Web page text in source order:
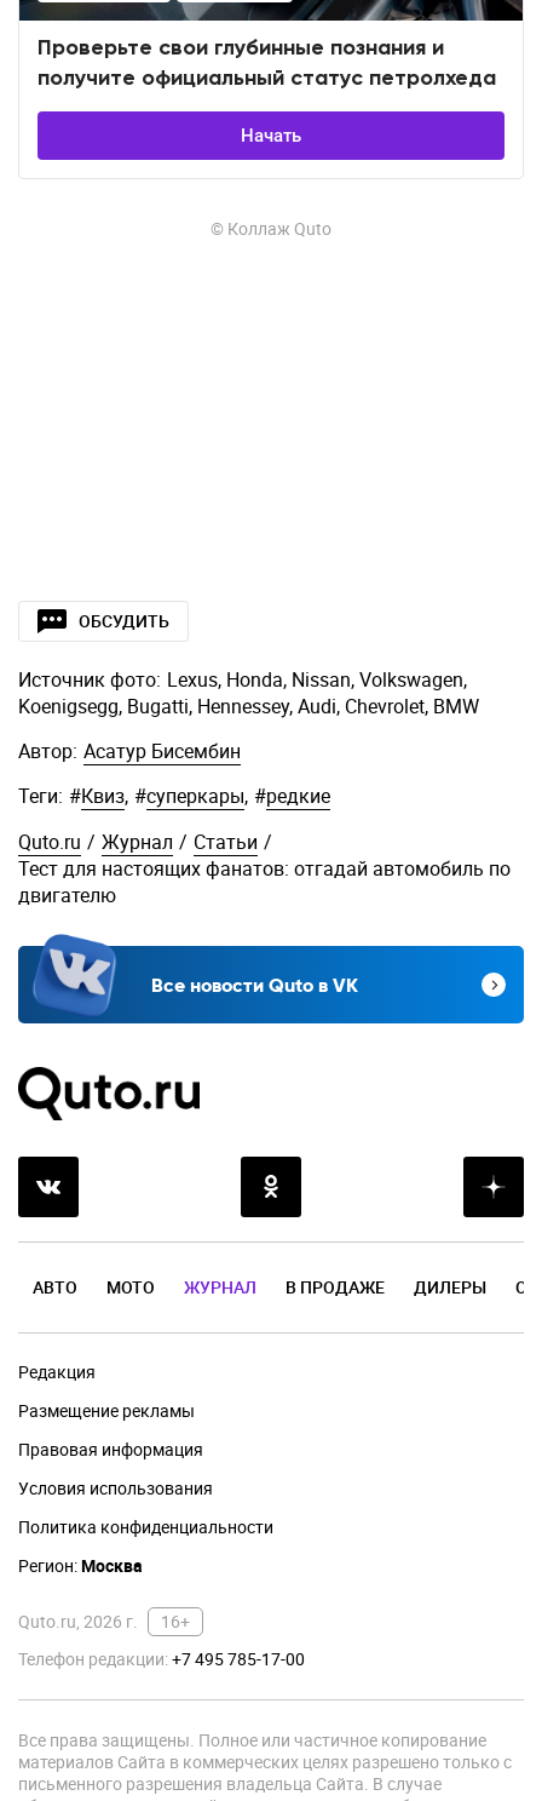
© Коллаж Quto
ОБСУДИТЬ
Источник фото: Lexus, Honda, Nissan, Volkswagen,
Koenigsegg, Bugatti, Hennessey, Audi, Chevrolet, BMW
Автор: Асатур Бисембин
Теги: #Квиз, #суперкары, #редкие
Quto.ru / Журнал / Статьи /
Тест для настоящих фанатов: отгадай автомобиль по
двигателю
Все новости Quto в VK
АВТО МОТО ЖУРНАЛ В ПРОДАЖЕ ДИЛЕРЫ
Редакция
Размещение рекламы
Правовая информация
Условия использования
Политика конфиденциальности
Регион:Москва
Quto.ru, 2026 г.
16+
Телефон редакции:+7 495 785-17-00
Все права защищены. Полное или частичное копирование
материалов Сайта в коммерческих целях разрешено только с
письменного разрешения владельца Сайта. В случае